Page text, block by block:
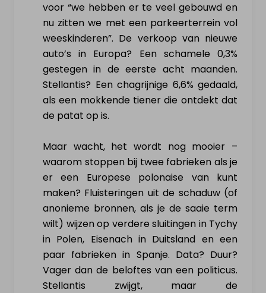
voor “we hebben er te veel gebouwd en
nu zitten we met een parkeerterrein vol
weeskinderen”. De verkoop van nieuwe
auto’s in Europa? Een schamele 0,3%
gestegen in de eerste acht maanden.
Stellantis? Een chagrijnige 6,6% gedaald,
als een mokkende tiener die ontdekt dat
de patat op is.
Maar wacht, het wordt nog mooier –
waarom stoppen bij twee fabrieken als je
er een Europese polonaise van kunt
maken? Fluisteringen uit de schaduw (of
anonieme bronnen, als je de saaie term
wilt) wijzen op verdere sluitingen in Tychy
in Polen, Eisenach in Duitsland en een
paar fabrieken in Spanje. Data? Duur?
Vager dan de beloftes van een politicus.
Stellantis zwijgt, maar de